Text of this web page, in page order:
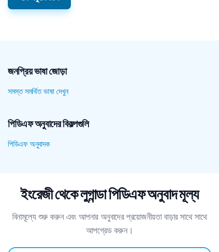
জনপ্রিয় ভাষা জোড়া
সমস্ত সমর্থিত ভাষা দেখুন
পিডিএফ অনুবাদের বিকল্পগুলি
পিডিএফ অনুবাদক
ইংরেজী থেকে লুগান্ডা পিডিএফ অনুবাদ মূল্য
বিনামূল্যে শুরু করুন এবং আপনার অনুবাদের প্রয়োজনীয়তা বাড়ার সাথে সাথে
আপগ্রেড করুন।